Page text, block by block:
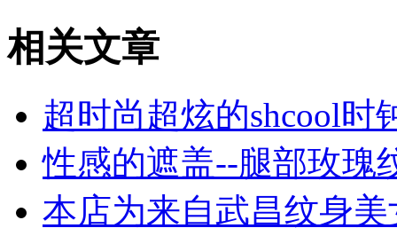
相关文章
超时尚超炫的shcool时
性感的遮盖--腿部玫瑰
本店为来自武昌纹身